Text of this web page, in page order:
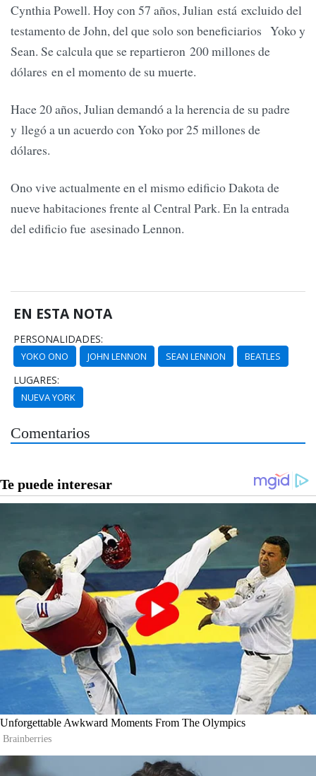
Cynthia Powell. Hoy con 57 años, Julian está excluido del
testamento de John, del que solo son beneficiarios Yoko y
Sean. Se calcula que se repartieron 200 millones de
dólares en el momento de su muerte.
Hace 20 años, Julian demandó a la herencia de su padre
y llegó a un acuerdo con Yoko por 25 millones de
dólares.
Ono vive actualmente en el mismo edificio Dakota de
nueve habitaciones frente al Central Park. En la entrada
del edificio fue asesinado Lennon.
EN ESTA NOTA
PERSONALIDADES:
YOKO ONO JOHN LENNON SEAN LENNON BEATLES
LUGARES:
NUEVA YORK
Comentarios